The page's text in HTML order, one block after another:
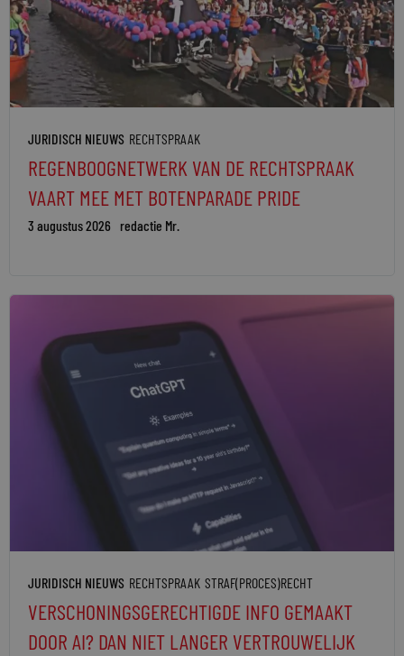
JURIDISCH NIEUWS RECHTSPRAAK
REGENBOOGNETWERK VAN DE RECHTSPRAAK
VAART MEE MET BOTENPARADE PRIDE
3 augustus 2026 redactie Mr.
JURIDISCH NIEUWS RECHTSPRAAK STRAF(PROCES)RECHT
VERSCHONINGSGERECHTIGDE INFO GEMAAKT
DOOR AI? DAN NIET LANGER VERTROUWELIJK